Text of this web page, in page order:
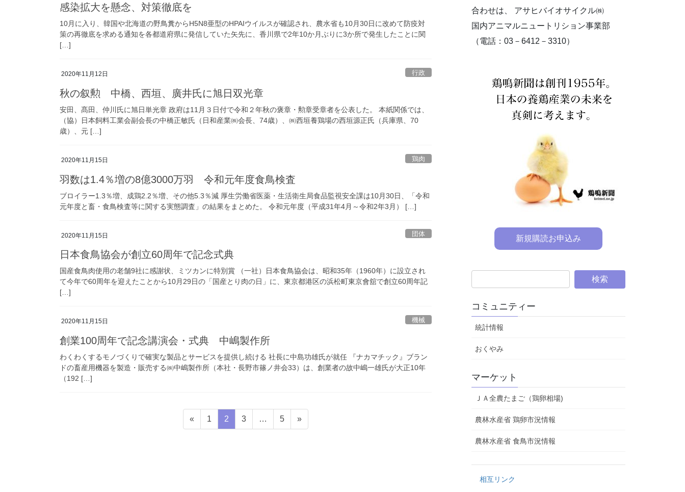
感染拡大を懸念、対策徹底を
10月に入り、韓国や北海道の野鳥糞からH5N8亜型のHPAIウイルスが確認され、農水省も10月30日に改めて防疫対
策の再徹底を求める通知を各都道府県に発信していた矢先に、香川県で2年10か月ぶりに3か所で発生したことに関
[…]
2020年11月12日 行政
秋の叙勲 中橋、西垣、廣井氏に旭日双光章
安田、髙田、仲川氏に旭日単光章 政府は11月３日付で令和２年秋の褒章・勲章受章者を公表した。 本紙関係では、
（協）日本飼料工業会副会長の中橋正敏氏（日和産業㈱会長、74歳）、㈱西垣養鶏場の西垣源正氏（兵庫県、70
歳）、元 […]
2020年11月15日 鶏肉
羽数は1.4％増の8億3000万羽 令和元年度食鳥検査
ブロイラー1.3％増、成鶏2.2％増、その他5.3％減 厚生労働省医薬・生活衛生局食品監視安全課は10月30日、「令和
元年度と畜・食鳥検査等に関する実態調査」の結果をまとめた。 令和元年度（平成31年4月～令和2年3月） […]
2020年11月15日 団体
日本食鳥協会が創立60周年で記念式典
国産食鳥肉使用の老舗9社に感謝状、ミツカンに特別賞 （一社）日本食鳥協会は、昭和35年（1960年）に設立され
て今年で60周年を迎えたことから10月29日の「国産とり肉の日」に、東京都港区の浜松町東京會舘で創立60周年記
[…]
2020年11月15日 機械
創業100周年で記念講演会・式典 中嶋製作所
わくわくするモノづくりで確実な製品とサービスを提供し続ける 社長に中島功雄氏が就任 『ナカマチック』ブラン
ドの畜産用機器を製造・販売する㈱中嶋製作所（本社・長野市篠ノ井会33）は、創業者の故中嶋一雄氏が大正10年
（192 […]
«
固
定
1
固
定
2
固
定
3 …
固
定
5 »
合わせは、 アサヒバイオサイクル㈱
国内アニマルニュートリション事業部
（電話：03－6412－3310）
新規購読お申込み
コミュニティー
統計情報
おくやみ
マーケット
ＪＡ全農たまご（鶏卵相場)
農林水産省 鶏卵市況情報
農林水産省 食鳥市況情報
相互リンク